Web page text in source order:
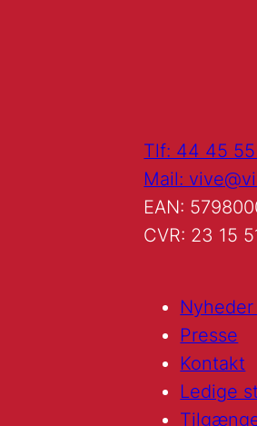
Tlf: 44 45
Mail:
EAN:
CVR: 23 15
Presse
Kontakt
Ledige